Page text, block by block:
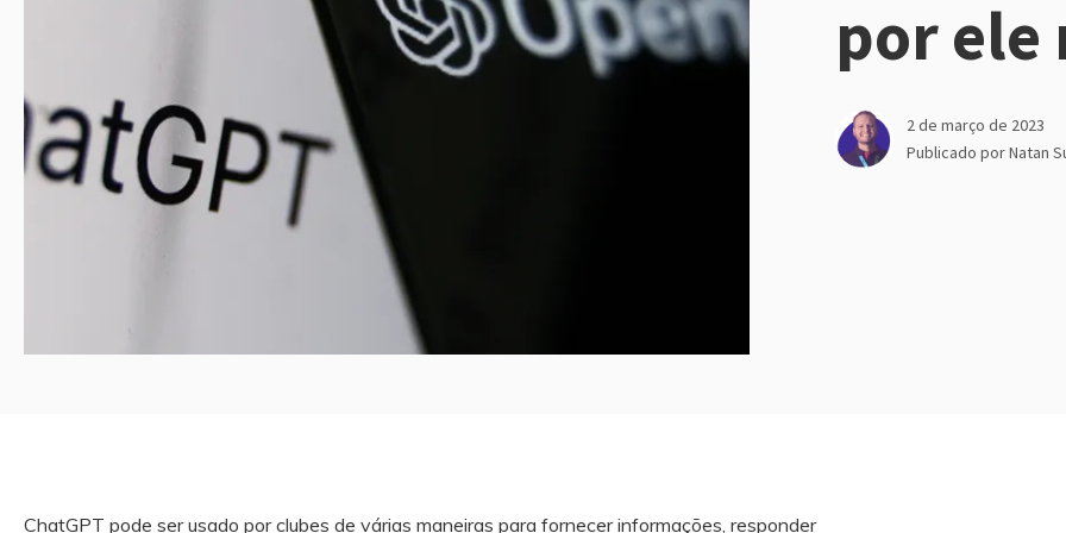
por ele
2 de março de 2023
Publicado porNatan
ChatGPT pode ser usado por clubes de várias maneiras para fornecer informações, responder